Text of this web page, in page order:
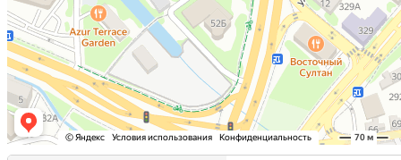
Напишите мне